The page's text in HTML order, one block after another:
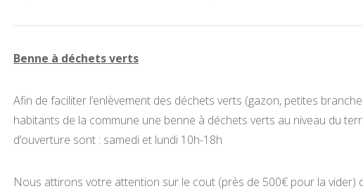
Benne à déchets verts
Afin de faciliter l’enlèvement des déchets verts (gazon, petites
habitants de la commune une benne à déchets verts au niveau du
d’ouverture sont : samedi et lundi 10h-18h
Nous attirons votre attention sur le cout (près de 500€ pour la vider)